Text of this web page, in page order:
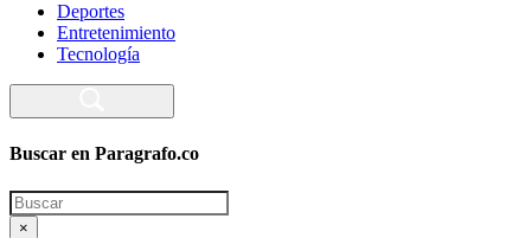
Deportes
Entretenimiento
Tecnología
Buscar en Paragrafo.co
Search
×